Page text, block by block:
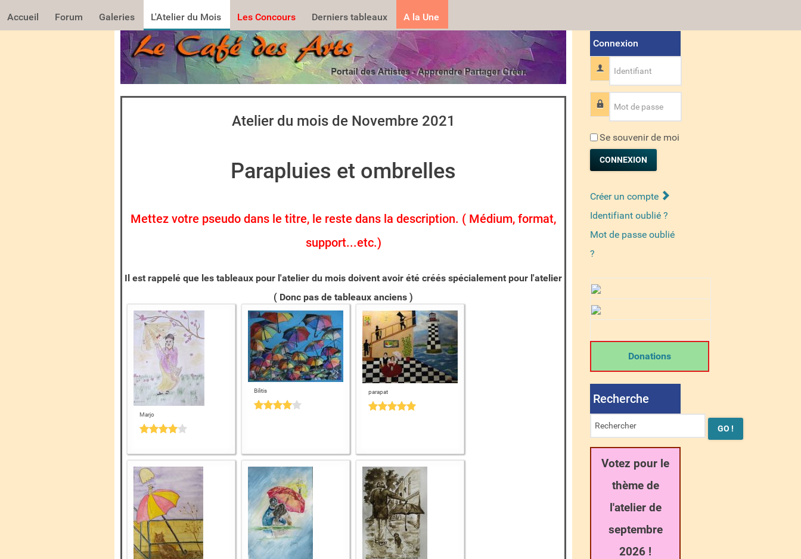
Accueil Forum Galeries L'Atelier du Mois Les Concours Derniers tableaux A la Une
Atelier du mois de Novembre 2021
Parapluies et ombrelles
Mettez votre pseudo dans le titre, le reste dans la description. ( Médium, format,
support...etc.)
Il est rappelé que les tableaux pour l'atelier du mois doivent avoir été créés spécialement pour l'atelier
( Donc pas de tableaux anciens )
Marjo
Bilitis parapat
Connexion
Identifiant
Mot de passe
Se souvenir de moi
CONNEXION
Créer un compte
Identifiant oublié ?
Mot de passe oublié
?
Donations
Recherche
Votez pour le
thème de
l'atelier de
septembre
2026 !